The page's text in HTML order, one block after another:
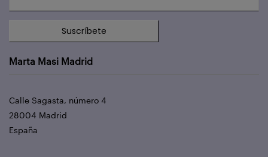
Suscríbete
Marta Masi Madrid
Calle Sagasta, número 4
28004 Madrid
España